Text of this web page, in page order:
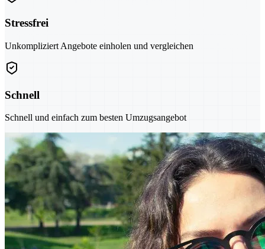
Stressfrei
Unkompliziert Angebote einholen und vergleichen
Schnell
Schnell und einfach zum besten Umzugsangebot